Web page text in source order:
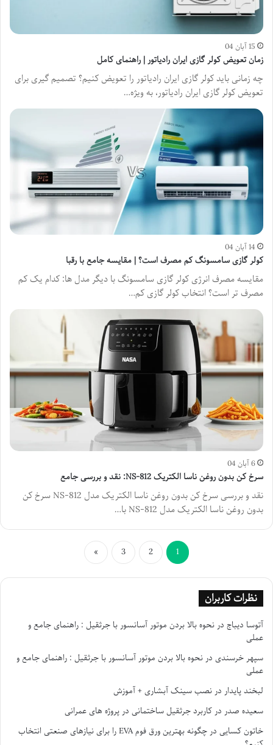
15 آبان 04
زمان تعویض کولر گازی ایران رادیاتور | راهنمای کامل
چه زمانی باید کولر گازی ایران رادیاتور را تعویض کنیم؟ تصمیم گیری برای
تعویض کولر گازی ایران رادیاتور، به ویژه…
14 آبان 04
کولر گازی سامسونگ کم مصرف است؟ | مقایسه جامع با رقبا
مقایسه مصرف انرژی کولر گازی سامسونگ با دیگر مدل ها: کدام یک کم
مصرف تر است؟ انتخاب کولر گازی کم…
6 آبان 04
سرخ کن بدون روغن ناسا الکتریک NS-812: نقد و بررسی جامع
نقد و بررسی سرخ کن بدون روغن ناسا الکتریک مدل NS-812 سرخ کن
بدون روغن ناسا الکتریک مدل NS-812 با…
1
2
3
»
نظرات کاربران
آتوسا دیباج درنحوه بالا بردن موتور آسانسور با جرثقیل : راهنمای جامع و
عملی
سپهر خرسندی درنحوه بالا بردن موتور آسانسور با جرثقیل : راهنمای جامع و
عملی
لبخند پایدار درنصب سینک آبشاری + آموزش
سعیده صدر درکاربرد جرثقیل ساختمانی در پروژه های عمرانی
خاتون کسایی در
چگونه بهترین ورق فوم EVA را برای نیازهای صنعتی انتخاب